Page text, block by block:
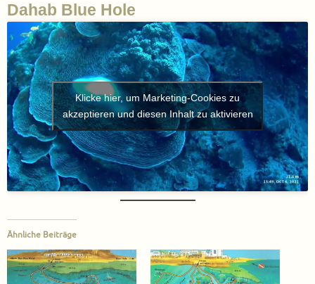
Dahab Blue Hole
Klicke hier, um Marketing-Cookies zu
akzeptieren und diesen Inhalt zu aktivieren
Ähnliche Beiträge